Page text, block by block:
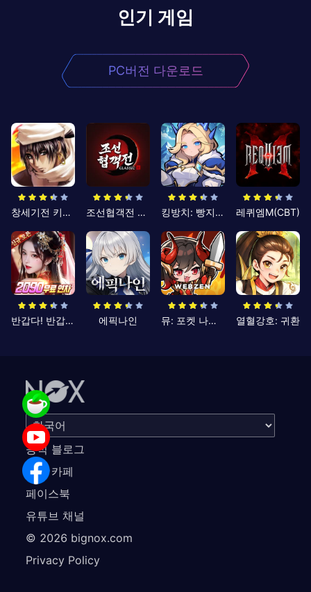
인기 게임
PC버전 다운로드
창세기전 키우기 조선협객전 클래식 킹방치: 빵지의 제왕 레퀴엠M(CBT)
반갑다! 반갑삼국지 에픽나인 뮤: 포켓 나이츠 열혈강호: 귀환
공식 블로그
공식 카페
페이스북
유튜브 채널
© 2026 bignox.com
Privacy Policy